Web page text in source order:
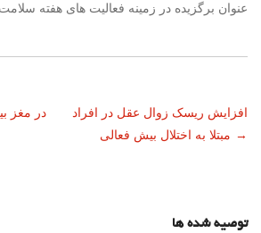
عنوان برگزیده در زمینه فعالیت های هفته
ناوبری
در مغز
افزایش ریسک زوال عقل در افراد
مبتلا به اختلال بیش فعالی →
توصیه شده ها